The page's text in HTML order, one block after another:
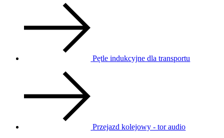
Pętle indukcyjne dla transportu
Przejazd kolejowy - tor audio